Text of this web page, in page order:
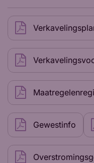
Gewestinfo